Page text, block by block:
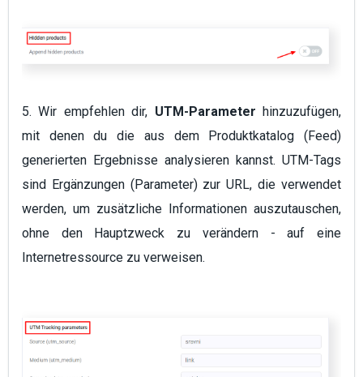
5. Wir empfehlen dir, UTM-Parameter hinzuzufügen,
mit denen du die aus dem Produktkatalog (Feed)
generierten Ergebnisse analysieren kannst. UTM-Tags
sind Ergänzungen (Parameter) zur URL, die verwendet
werden, um zusätzliche Informationen auszutauschen,
ohne den Hauptzweck zu verändern - auf eine
Internetressource zu verweisen.